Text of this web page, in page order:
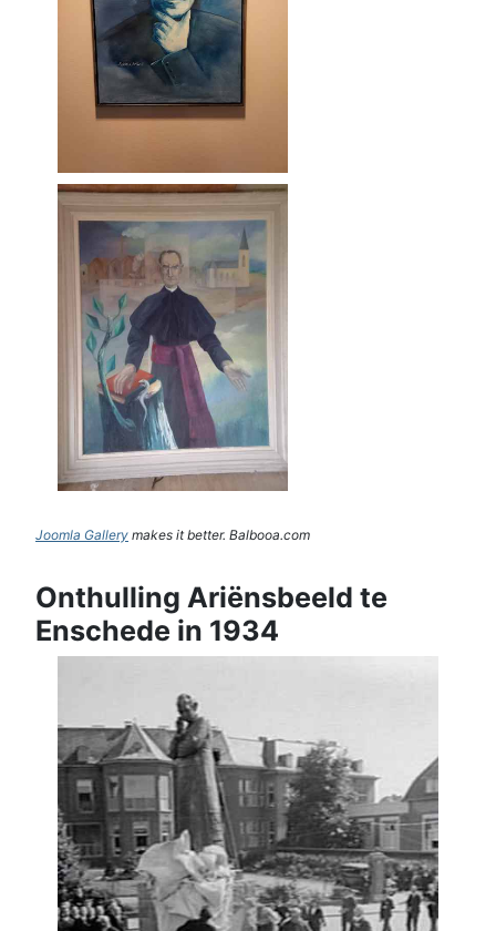
Joomla Gallery makes it better. Balbooa.com
Onthulling Ariënsbeeld te
Enschede in 1934